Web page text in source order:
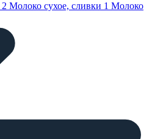
2 Молоко сухое, сливки 1 Молоко